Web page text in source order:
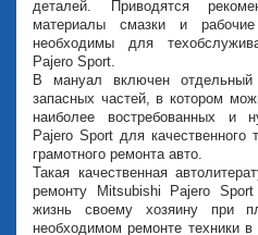
деталей. Приводятся
материалы смазки и
необходимы для
Pajero Sport.
В мануал включен отдельный
запасных частей, в котором
наиболее востребованных и
Pajero Sport для качественного
грамотного ремонта авто.
Такая качественная
ремонту Mitsubishi Pajero
жизнь своему хозяину при
необходимом ремонте техники